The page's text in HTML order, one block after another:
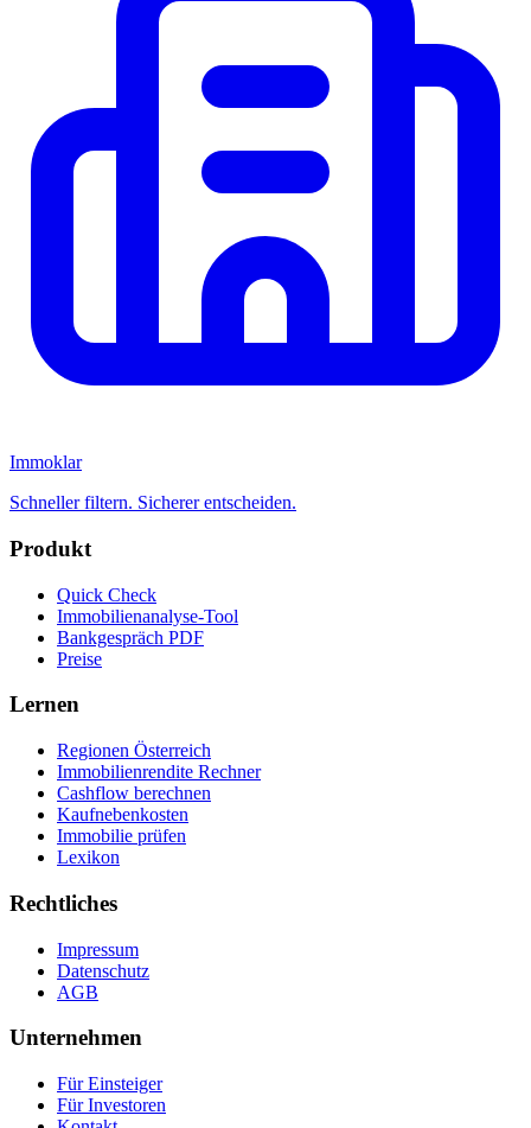
Immoklar
Schneller filtern. Sicherer entscheiden.
Produkt
Quick Check
Immobilienanalyse-Tool
Bankgespräch PDF
Preise
Lernen
Regionen Österreich
Immobilienrendite Rechner
Cashflow berechnen
Kaufnebenkosten
Immobilie prüfen
Lexikon
Rechtliches
Impressum
Datenschutz
AGB
Unternehmen
Für Einsteiger
Für Investoren